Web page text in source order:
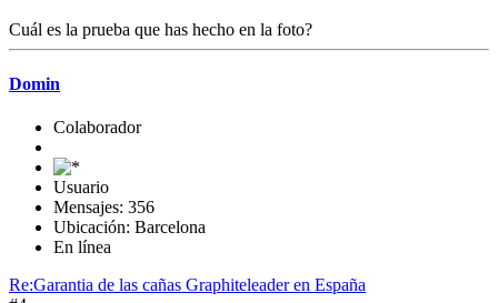
Cuál es la prueba que has hecho en la foto?
Domin
Colaborador
Usuario
Mensajes: 356
Ubicación: Barcelona
En línea
Re:Garantia de las cañas Graphiteleader en España